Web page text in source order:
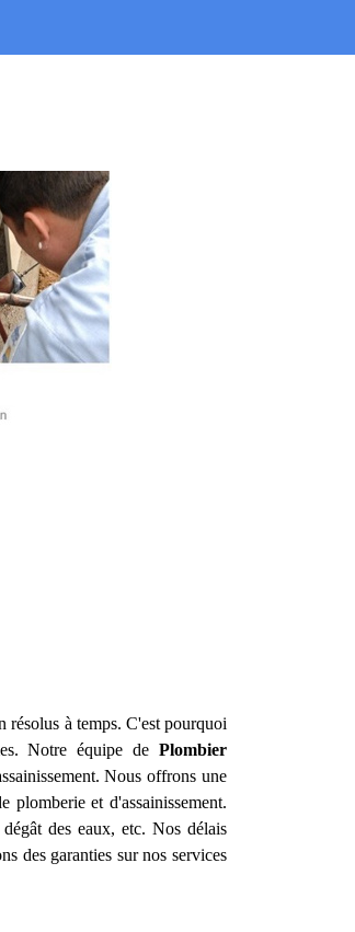
résolus à temps. C'est pourquoi
Notre équipe de Plombier
Nous offrons une
plomberie et d'assainissement.
des eaux, etc. Nos délais
des garanties sur nos services